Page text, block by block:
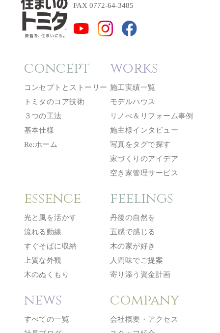
FAX 0772-64-3485
concept
コンセプトとストーリー
トミタのコア技術
３つの工法
基本仕様
Re:ホーム
works
施工実績一覧
モデルハウス
リノべ＆リフォーム事例
施主様インタビュー
写真をタグで探す
家づくりのアイデア
空き家管理サービス
essence
光と風を活かす
流れる動線
すぐそばに収納
上質な外観
木のぬくもり
feelings
丹後の自然を
五感で感じる
木の家が好き
人間味でご提案
寄り添う資金計画
news
すべての一覧
company
会社概要・アクセス